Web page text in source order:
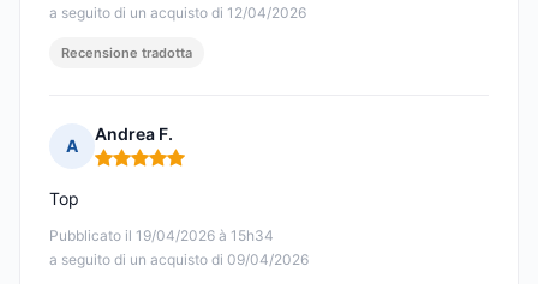
a seguito di un acquisto di 12/04/2026
Recensione tradotta
A
Andrea F.
Nota: 5 su 5
Pubblicato il 19/04/2026 à 15h34
a seguito di un acquisto di 09/04/2026
Top